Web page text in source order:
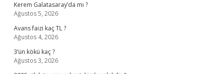
Kerem Galatasaray’da mı ?
Ağustos 5, 2026
Avans faizi kaç TL ?
Ağustos 4, 2026
3’ün kökü kaç ?
Ağustos 3, 2026